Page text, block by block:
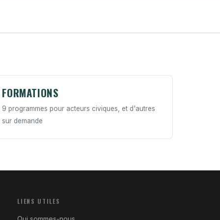
FORMATIONS
9 programmes pour acteurs civiques, et d'autres
sur demande
LIENS UTILES